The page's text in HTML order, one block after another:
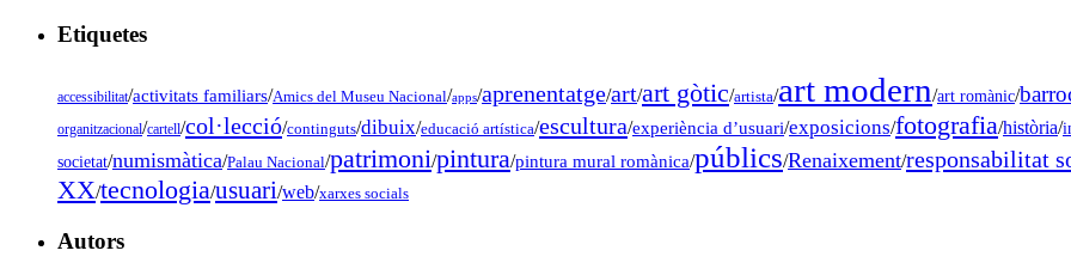
Etiquetes
accessibilitat/activitats familiars/Amics del Museu Nacional/apps/aprenentatge/art/art gòtic/artista/art modern/art romànic/
organitzacional/cartell/col·lecció/continguts/dibuix/educació artística/escultura/experiència d’usuari/exposicions/fotografia/història/
societat/numismàtica/Palau Nacional/patrimoni/pintura/pintura mural romànica/públics/Renaixement/responsabilitat
XX/tecnologia/usuari/web/xarxes socials
Autors